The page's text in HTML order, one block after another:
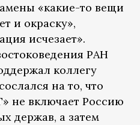
«какие-то вещи
и окраску»,
исчезает».
РАН
коллегу
на то, что
не включает Россию
держав, а затем